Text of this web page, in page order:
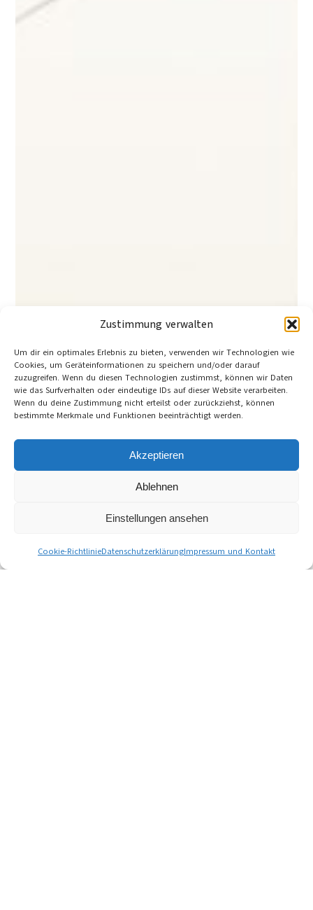
Zustimmung verwalten
Um dir ein optimales Erlebnis zu bieten, verwenden wir Technologien wie
Cookies, um Geräteinformationen zu speichern und/oder darauf
zuzugreifen. Wenn du diesen Technologien zustimmst, können wir Daten
wie das Surfverhalten oder eindeutige IDs auf dieser Website verarbeiten.
Wenn du deine Zustimmung nicht erteilst oder zurückziehst, können
bestimmte Merkmale und Funktionen beeinträchtigt werden.
Akzeptieren
Ablehnen
Einstellungen ansehen
Cookie-RichtlinieDatenschutzerklärungImpressum und Kontakt